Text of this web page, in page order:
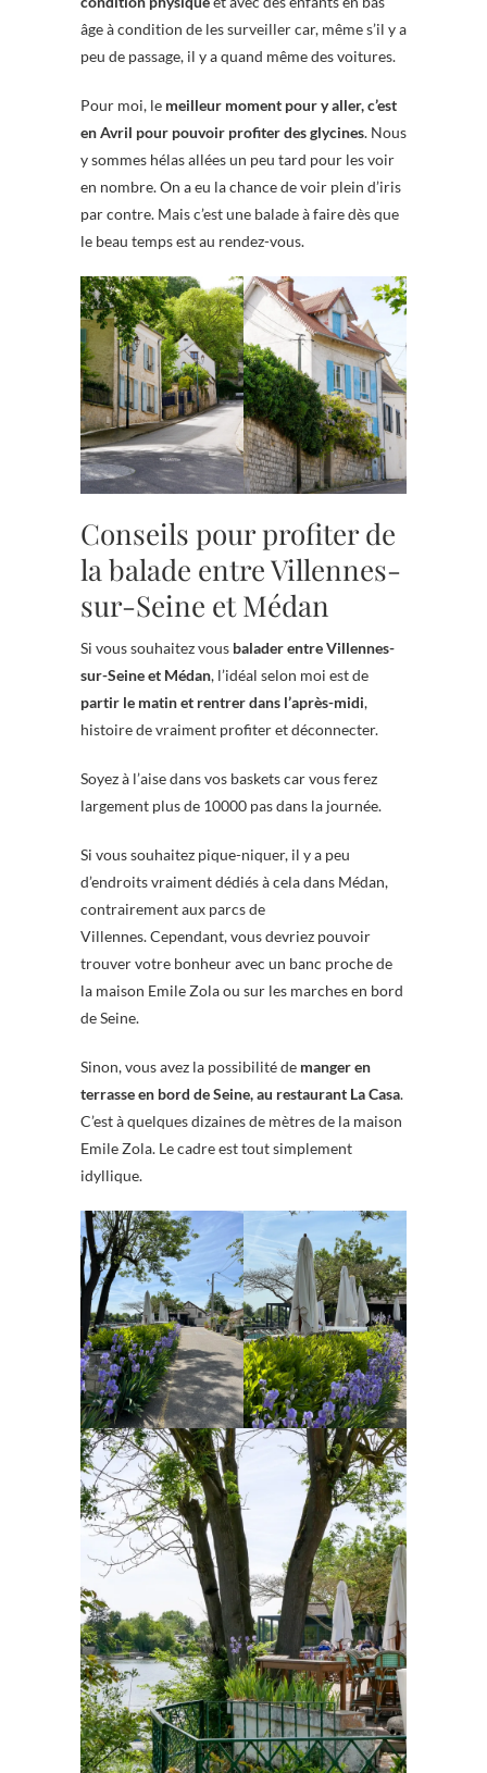
âge à condition de les surveiller car, même s’il y a
peu de passage, il y a quand même des voitures.
Pour moi, le meilleur moment pour y aller, c’est
en Avril pour pouvoir profiter des glycines. Nous
y sommes hélas allées un peu tard pour les voir
en nombre. On a eu la chance de voir plein d’iris
par contre. Mais c’est une balade à faire dès que
le beau temps est au rendez-vous.
Conseils pour profiter de
la balade entre Villennes-
sur-Seine et Médan
Si vous souhaitez vous balader entre Villennes-
sur-Seine et Médan, l’idéal selon moi est de
partir le matin et rentrer dans l’après-midi,
histoire de vraiment profiter et déconnecter.
Soyez à l’aise dans vos baskets car vous ferez
largement plus de 10000 pas dans la journée.
Si vous souhaitez pique-niquer, il y a peu
d’endroits vraiment dédiés à cela dans Médan,
contrairement aux parcs de
Villennes. Cependant, vous devriez pouvoir
trouver votre bonheur avec un banc proche de
la maison Emile Zola ou sur les marches en bord
de Seine.
Sinon, vous avez la possibilité de manger en
terrasse en bord de Seine, au restaurant La Casa.
C’est à quelques dizaines de mètres de la maison
Emile Zola. Le cadre est tout simplement
idyllique.